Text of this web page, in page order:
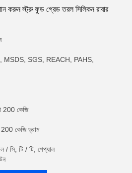
করুন স্ট্রু ফুড গ্রেড তরল সিলিকন রাবার
MSDS, SGS, REACH, PAHS,
200 কেজি
200 কেজি ড্রাম
/ সি, টি / টি, পেপ্যাল